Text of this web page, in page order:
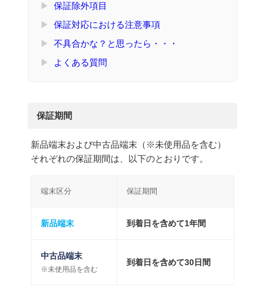
▶
保証除外項目
▶
保証対応における注意事項
▶
不具合かな？と思ったら・・・
▶
よくある質問
保証期間
新品端末および中古品端末（※未使用品を含む）
それぞれの保証期間は、以下のとおりです。
端末区分 保証期間
新品端末 到着日を含めて1年間
中古品端末
※未使用品を含む
到着日を含めて30日間